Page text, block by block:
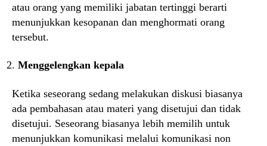
atau orang yang memiliki jabatan tertinggi berarti
menunjukkan kesopanan dan menghormati orang
tersebut.
Menggelengkan kepala
Ketika seseorang sedang melakukan diskusi biasanya
ada pembahasan atau materi yang disetujui dan tidak
disetujui. Seseorang biasanya lebih memilih untuk
menunjukkan komunikasi melalui komunikasi non